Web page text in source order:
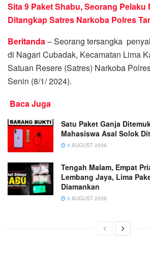
Sita 9 Paket Shabu, Seorang Pelaku
Ditangkap Satres Narkoba Polres
Beritanda– Seorang tersangka
di Nagari Cubadak, Kecamatan Lima
Satuan Resere (Satres) Narkoba
Senin (8/1/ 2024).
Baca Juga
Satu Paket Ganja
Mahasiswa Asal Solok
4 AUGUST 2026
Tengah Malam, Empat
Lembang Jaya, Lima
Diamankan
4 AUGUST 2026